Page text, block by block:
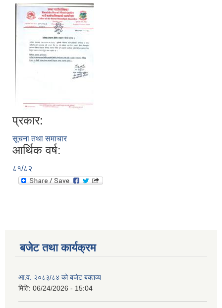
प्रकार:
सूचना तथा समाचार
आर्थिक वर्ष:
८१/८२
बजेट तथा कार्यक्रम
आ.व. २०८३/८४ को बजेट बक्तव्य
मिति: 06/24/2026 - 15:04